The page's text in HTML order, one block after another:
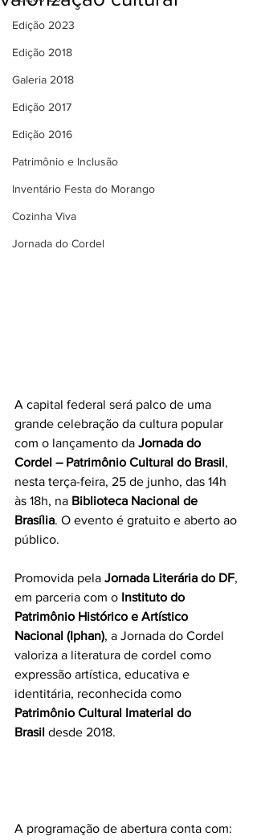
Edição 2023
Edição 2018
Galeria 2018
Edição 2017
Edição 2016
Patrimônio e Inclusão
Inventário Festa do Morango
Cozinha Viva
Jornada do Cordel
A capital federal será palco de uma
grande celebração da cultura popular
com o lançamento da Jornada do
Cordel – Patrimônio Cultural do Brasil,
nesta terça-feira, 25 de junho, das 14h
às 18h, na Biblioteca Nacional de
Brasília. O evento é gratuito e aberto ao
público.
Promovida pela Jornada Literária do DF,
em parceria com o Instituto do
Patrimônio Histórico e Artístico
Nacional (Iphan), a Jornada do Cordel
valoriza a literatura de cordel como
expressão artística, educativa e
identitária, reconhecida como
Patrimônio Cultural Imaterial do
Brasil desde 2018.
A programação de abertura conta com: